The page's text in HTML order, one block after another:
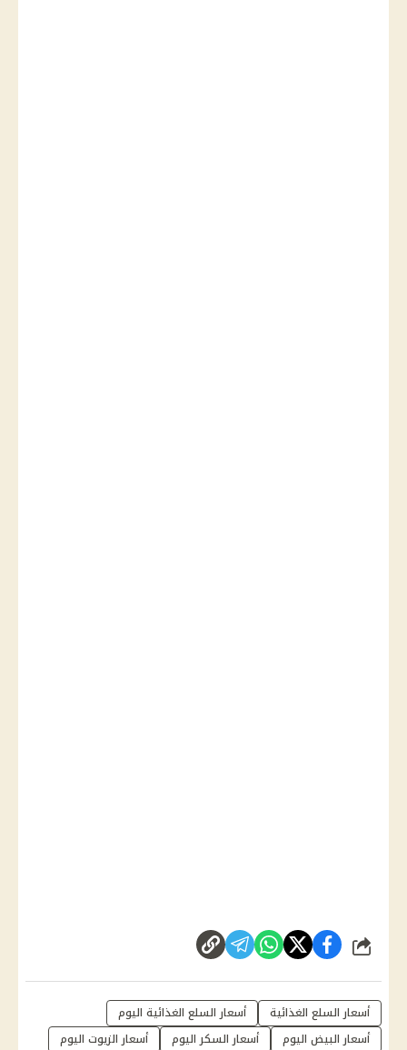
شارك
أسعار السلع الغذائية
أسعار السلع الغذائية اليوم
أسعار البيض اليوم
أسعار السكر اليوم
أسعار الزيوت اليوم